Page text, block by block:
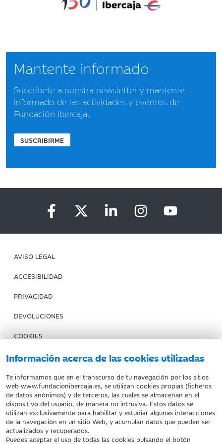
Información acerca de las cookies utilizadas
Te informamos que en el transcurso de tu navegación por los sitios
web www.fundacionibercaja.es, se utilizan cookies propias (ficheros
de datos anónimos) y de terceros, las cuales se almacenan en el
dispositivo del usuario, de manera no intrusiva. Estos datos se
utilizan exclusivamente para habilitar y estudiar algunas interacciones
de la navegación en un sitio Web, y acumulan datos que pueden ser
actualizados y recuperados.
Puedes aceptar el uso de todas las cookies pulsando el botón
Mantente informado
Suscríbete a nuestra newsletter y mantente
informado de las actividades y eventos de
Fundación Ibercaja.
SUSCRIBIRME
AVISO LEGAL
ACCESIBILIDAD
PRIVACIDAD
DEVOLUCIONES
COOKIES
CONDICIONES DE COMPRA
IBERCAJA BANCO
Fundación Bancaria Ibercaja. C.I.F. G-50000652.
Inscrita en el Registro de Fundaciones del Mº de Educación,
Cultura y Deporte con el nº 1689.
Domicilio social: Joaquín Costa, 13. 50001 Zaragoza.